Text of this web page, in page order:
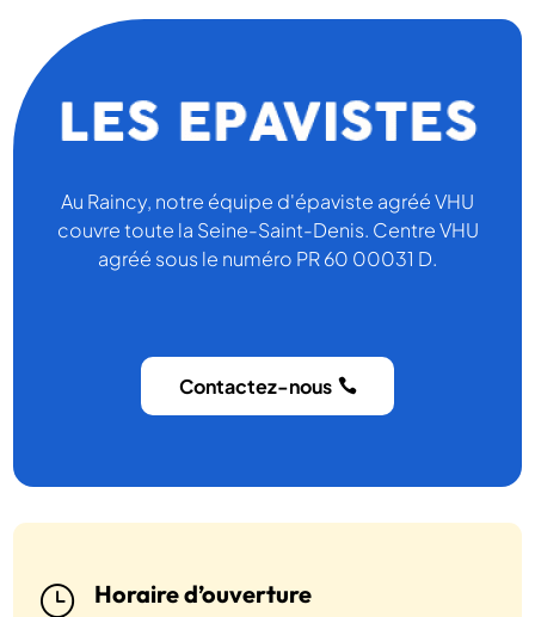
Au Raincy, notre équipe d'épaviste agréé VHU
couvre toute la Seine-Saint-Denis. Centre VHU
agréé sous le numéro PR 60 00031 D.
Contactez-nous
} Horaire d’ouverture